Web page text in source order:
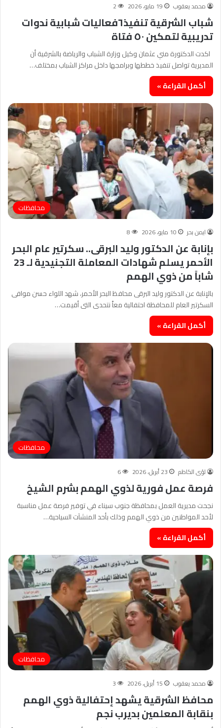
محمد يعقوب 19 مايو، 2026 2
شباب الشرقية تنفيذ٦فعاليات شبابية ندوات
تدريبية لتمكين ٥٠ فتاة
اكدت الدكتورة مني عثمان وكيل وزارة الشباب والرياضة بالشرقية أن
المديرية تواصل تنفيذ خططها وبرامجها داخل مراكز الشباب بمختلف…
أكمل القراءة »
محافظات
ايمن بحر 10 مايو، 2026 8
بإنابة عن الدكتور وليد البرقى.. سكرتير عام البحر
الأحمر يسلم شهادات المعاملة التجنيدية لـ 23
شاباً من ذوي الهمم
​بالإنابة عن الدكتور وليد البرقى محافظ البحر الأحمر، شهد اللواء حسن موافى
السكرتير العام للمحافظة احتفالية معاً نتحدى التى أقيمت…
أكمل القراءة »
محافظات
لؤى الكاظم 23 أبريل، 2026 6
فرصة عمل فورية لذوي الهمم بشرم الشيخ
نجحت مديرية العمل بمحافظة جنوب سيناء في توفير فرصة عمل مناسبة
لأحد المواطنين من ذوي الهمم وذلك بأحد المنشآت السياحية…
أكمل القراءة »
محافظات
محمد يعقوب 15 أبريل، 2026 3
محافظ الشرقية يشهد إحتفالية ذوي الهمم
بنقابة المعلمين بديرب نجم